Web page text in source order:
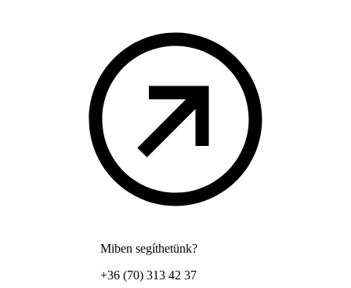
Miben segíthetünk?
+36 (70) 313 42 37